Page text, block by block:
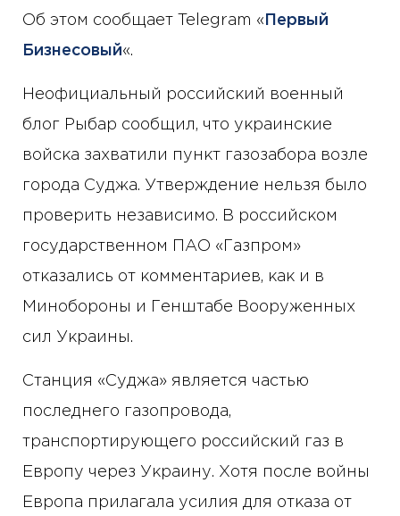
Об этом сообщает Telegram « Первый
Бизнесовый«.
Неофициальный российский военный
блог Рыбар сообщил, что украинские
войска захватили пункт газозабора возле
города Суджа. Утверждение нельзя было
проверить независимо. В российском
государственном ПАО «Газпром»
отказались от комментариев, как и в
Минобороны и Генштабе Вооруженных
сил Украины.
Станция «Суджа» является частью
последнего газопровода,
транспортирующего российский газ в
Европу через Украину. Хотя после войны
Европа прилагала усилия для отказа от